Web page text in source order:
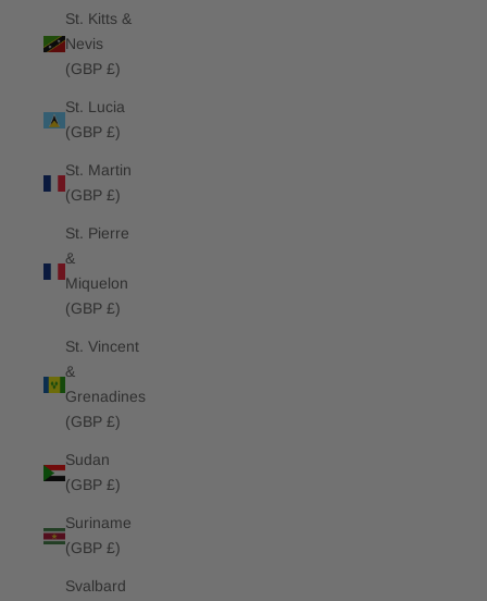
St. Kitts &
Nevis
(GBP £)
St. Lucia
(GBP £)
St. Martin
(GBP £)
St. Pierre
&
Miquelon
(GBP £)
St. Vincent
&
Grenadines
(GBP £)
Sudan
(GBP £)
Suriname
(GBP £)
Svalbard